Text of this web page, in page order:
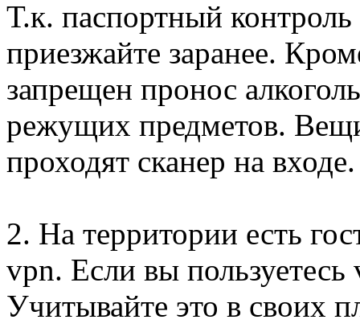
Т.к. паспортный
приезжайте заранее.
запрещен пронос
режущих предметов.
проходят сканер на входе.
2. На территории есть
vpn. Если вы
Учитывайте это в своих